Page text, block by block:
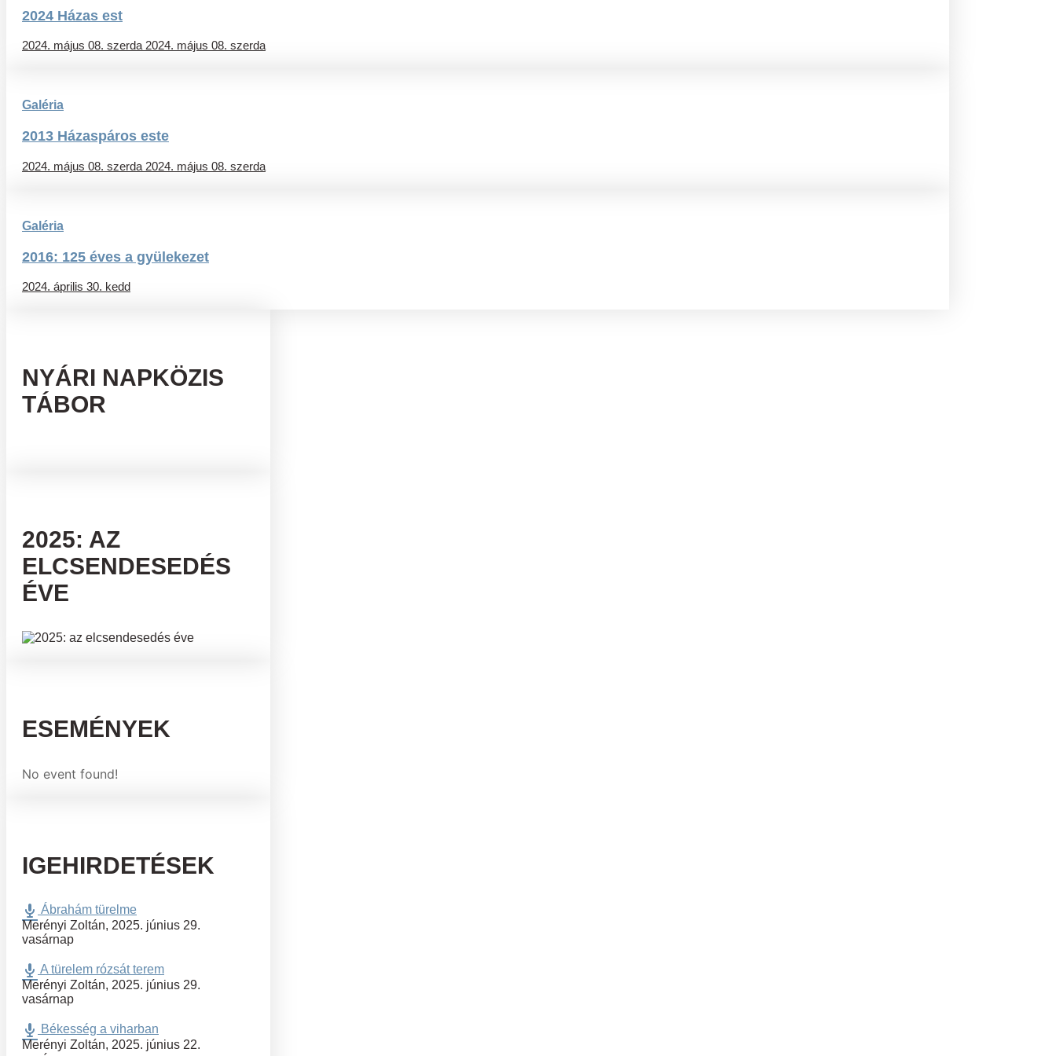
2024 Házas est
2024. május 08. szerda 2024. május 08. szerda
Galéria
2013 Házaspáros este
2024. május 08. szerda 2024. május 08. szerda
Galéria
2016: 125 éves a gyülekezet
2024. április 30. kedd
NYÁRI NAPKÖZIS
TÁBOR
2025: AZ
ELCSENDESEDÉS
ÉVE
ESEMÉNYEK
No event found!
IGEHIRDETÉSEK
Ábrahám türelme
Merényi Zoltán, 2025. június 29.
vasárnap
A türelem rózsát terem
Merényi Zoltán, 2025. június 29.
vasárnap
Békesség a viharban
Merényi Zoltán, 2025. június 22.